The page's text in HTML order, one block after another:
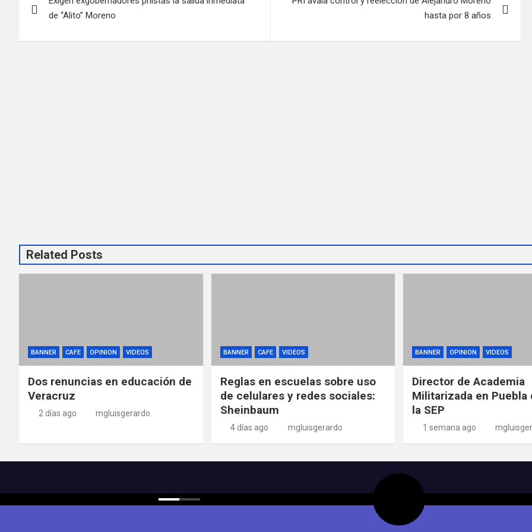
de
entradas
de “Alito” Moreno
hasta por 8 años
Related Posts
BANNER CAFE OPINION VIDEOS
Dos renuncias en educación de
Veracruz
2 días ago mgluisgerardo
BANNER CAFE VIDEOS
Reglas en escuelas sobre uso
de celulares y redes sociales:
Sheinbaum
4 días ago mgluisgerardo
BANNER OPINION VIDEOS
Director de Academia
Militarizada en Puebla
la SEP
1 semana ago